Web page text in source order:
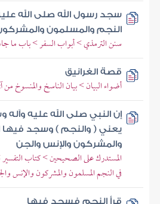
سجد رسول الله صلى الله
النجم والمسلمون
سنن الترمذي > أبواب السفر > باب ما
قصة الغرانيق
أضواء البيان > بيان الناسخ والمنسوخ
إن النبي صلى الله عليه
يعني ( والنجم ) وسجد فيها
والمشركون والإنس والجن
المستدرك على الصحيحين > كتاب
في النجم المسلمون والمشركون والإنس
قرأ النجم فسجد فيها